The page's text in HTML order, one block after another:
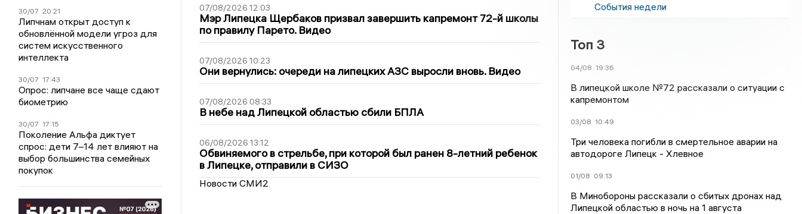
30/07 20:21
Липчнам открыт доступ к
обновлённой модели угроз для
систем искусственного
интеллекта
30/07 17:43
Опрос: липчане все чаще сдают
биометрию
30/07 17:15
Поколение Альфа диктует
спрос: дети 7–14 лет влияют на
выбор большинства семейных
покупок
07/08/2026 12:03
Мэр Липецка Щербаков призвал завершить капремонт 72-й школы
по правилу Парето. Видео
07/08/2026 10:23
Они вернулись: очереди на липецких АЗС выросли вновь. Видео
07/08/2026 08:33
В небе над Липецкой областью сбили БПЛА
06/08/2026 13:12
Обвиняемого в стрельбе, при которой был ранен 8-летний ребенок
в Липецке, отправили в СИЗО
Новости СМИ2
События недели
Топ 3
04/08 19:36
В липецкой школе №72 рассказали о ситуации с
капремонтом
03/08 10:49
Три человека погибли в смертельное аварии на
автодороге Липецк - Хлевное
01/08 09:13
В Минобороны рассказали о сбитых дронах над
Липецкой областью в ночь на 1 августа